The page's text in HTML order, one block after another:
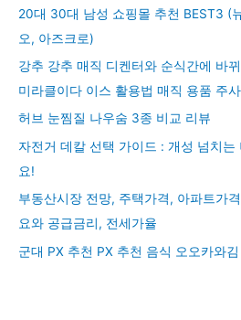
20대 30대 남성 쇼핑몰 추천 BEST3 (
오, 아즈크로)
강추 강추 매직 디켄터와 순식간에 바
미라클이다 이스 활용법 매직 용품 주
허브 눈찜질 나우숨 3종 비교 리뷰
자전거 데칼 선택 가이드 : 개성 넘치는
요!
부동산시장 전망, 주택가격, 아파트가
요와 공급금리, 전세가율
군대 PX 추천 PX 추천 음식 오오카와